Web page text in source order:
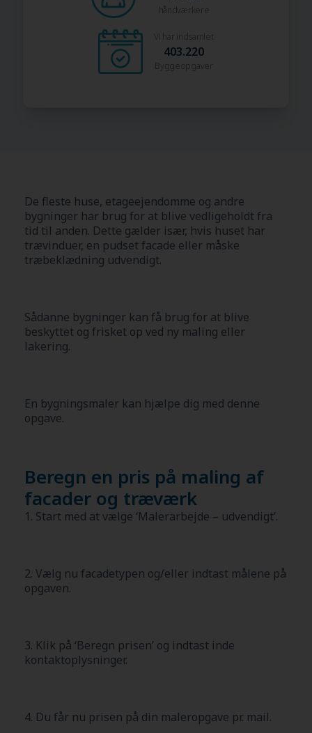
håndværkere
Vi har indsamlet
403.220
Byggeopgaver
De fleste huse, etageejendomme og andre
bygninger har brug for at blive vedligeholdt fra
tid til anden. Dette gælder især, hvis huset har
trævinduer, en pudset facade eller måske
træbeklædning udvendigt.
Sådanne bygninger kan få brug for at blive
beskyttet og frisket op ved ny maling eller
lakering.
En bygningsmaler kan hjælpe dig med denne
opgave.
Beregn en pris på maling af
facader og træværk
1. Start med at vælge ‘Malerarbejde – udvendigt’.
2. Vælg nu facadetypen og/eller indtast målene på
opgaven.
3. Klik på ‘Beregn prisen’ og indtast inde
kontaktoplysninger.
4. Du får nu prisen på din maleropgave pr. mail.